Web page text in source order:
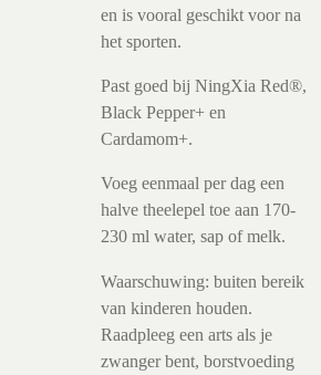
en is vooral geschikt voor na
het sporten.
Past goed bij NingXia Red®,
Black Pepper+ en
Cardamom+.
Voeg eenmaal per dag een
halve theelepel toe aan 170-
230 ml water, sap of melk.
Waarschuwing: buiten bereik
van kinderen houden.
Raadpleeg een arts als je
zwanger bent, borstvoeding